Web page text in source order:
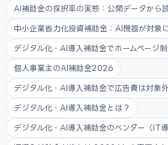
AI補助金の採択率の実態：公開データから
中小企業省力化投資補助金：AI機器が対象に
デジタル化・AI導入補助金でホームページ制
個人事業主のAI補助金2026
デジタル化・AI導入補助金で広告費は対象外
デジタル化・AI導入補助金とは？
デジタル化・AI導入補助金のベンダー（IT